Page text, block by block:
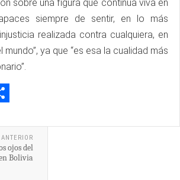
sobre una figura que continúa viva en
siempre de sentir, en lo más
realizada contra cualquiera, en
mundo”, ya que “es esa la cualidad más
ojos del
Bolivia